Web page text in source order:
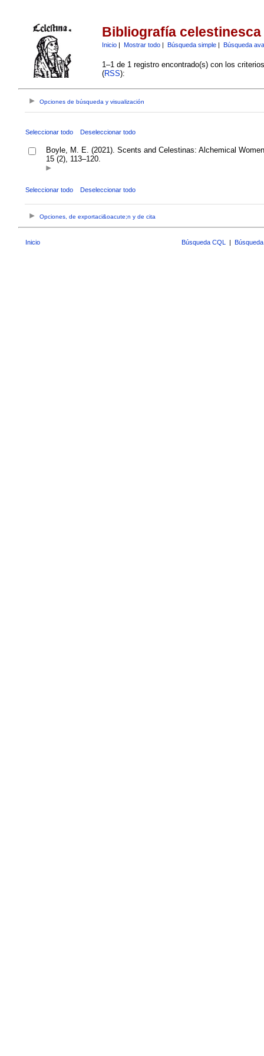
Bibliografía celestinesca
Inicio| Mostrar todo| Búsqueda simple| Búsqueda
1–1 de 1 registro encontrado(s) con los
(RSS):
Opciones de búsqueda y visualización
Seleccionar todo Deseleccionar todo
Boyle, M. E. (2021). Scents and Celestinas: Alchemical
15 (2), 113–120.
Seleccionar todo Deseleccionar todo
Opciones, de exportaci&oacute;n y de cita
Inicio Búsqueda CQL |